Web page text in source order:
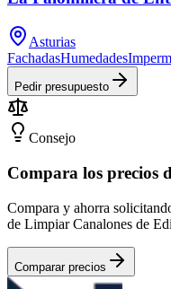
Asturias
FachadasHumedades
Pedir presupuesto
Consejo
Compara los precios
Compara y ahorra
de Limpiar Canalones de
Comparar precios